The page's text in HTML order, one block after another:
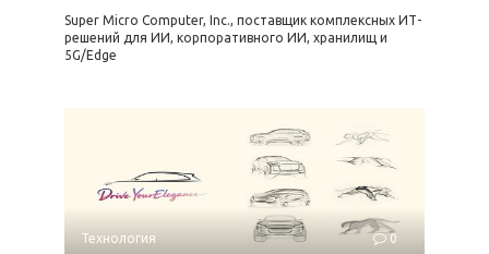
Super Micro Computer, Inc., поставщик комплексных ИТ-
решений для ИИ, корпоративного ИИ, хранилищ и
5G/Edge
Технология 0